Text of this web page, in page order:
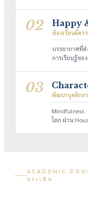
02 Happy
ห้องเรียนมีคว
บรรยากาศที่ส่
การเรียนรู้ขอ
03 พัฒนาบุคลิกภ
Mindfulness
โลก ผ่าน
ACADEMIC
ประเมิน